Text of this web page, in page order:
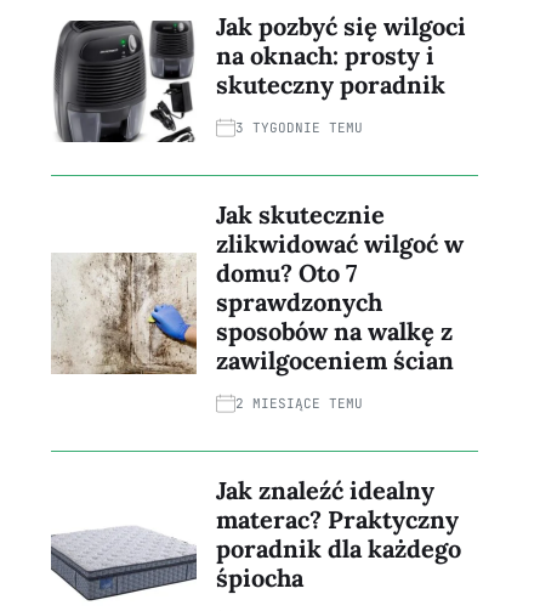
Jak pozbyć się wilgoci
na oknach: prosty i
skuteczny poradnik
3 TYGODNIE TEMU
Jak skutecznie
zlikwidować wilgoć w
domu? Oto 7
sprawdzonych
sposobów na walkę z
zawilgoceniem ścian
2 MIESIĄCE TEMU
Jak znaleźć idealny
materac? Praktyczny
poradnik dla każdego
śpiocha